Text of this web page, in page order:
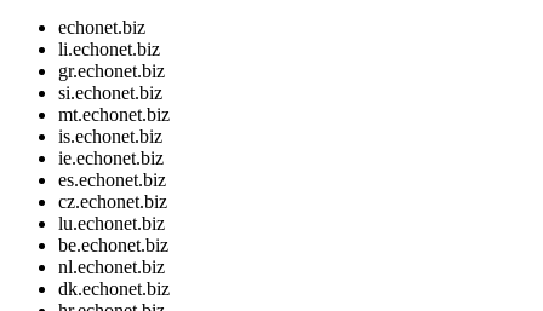
echonet.biz
li.echonet.biz
gr.echonet.biz
si.echonet.biz
mt.echonet.biz
is.echonet.biz
ie.echonet.biz
es.echonet.biz
cz.echonet.biz
lu.echonet.biz
be.echonet.biz
nl.echonet.biz
dk.echonet.biz